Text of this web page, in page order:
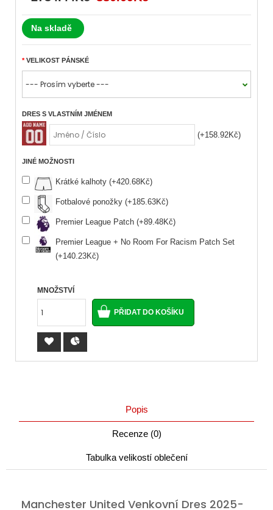
Na skladě
VELIKOST PÁNSKÉ
DRES S VLASTNÍM JMÉNEM
(+158.92Kč)
JINÉ MOŽNOSTI
Krátké kalhoty (+420.68Kč)
Fotbalové ponožky (+185.63Kč)
Premier League Patch (+89.48Kč)
Premier League + No Room For Racism Patch Set
(+140.23Kč)
MNOŽSTVÍ
Popis
Recenze (0)
Tabulka velikostí oblečení
Manchester United Venkovní Dres 2025-